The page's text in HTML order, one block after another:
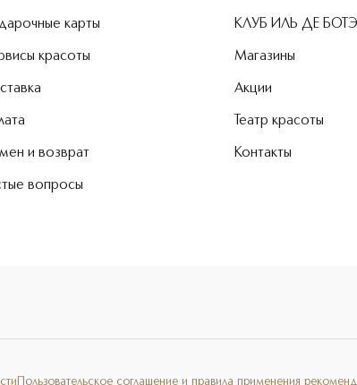
карты
красоты
и возврат
вопросы
КЛУБ ИЛЬ ДЕ БОТЭ
Магазины
Акции
Театр красоты
Контакты
Пользовательское соглашение и правила применения